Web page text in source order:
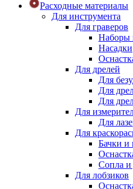
Расходные материалы
Для инструмента
Для граверов
Наборы
Насадки
Для дрелей
Для
Для
Для
Для
Для
Для
Бачки и
Сопла
Для лобзиков